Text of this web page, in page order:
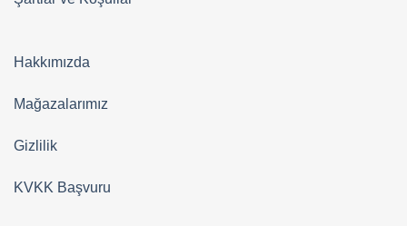
Hakkımızda
Mağazalarımız
Gizlilik
KVKK Başvuru